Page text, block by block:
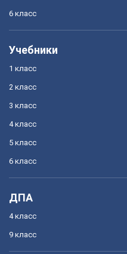
6 класс
Учебники
1 класс
2 класс
3 класс
4 класс
5 класс
6 класс
ДПА
4 класс
9 класс